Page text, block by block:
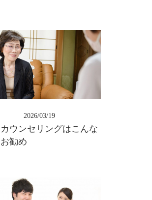
2026/03/19
ウンセリングはこんな
勧め